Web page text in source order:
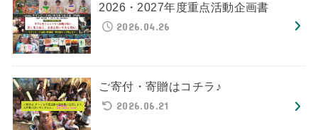
2026・2027年度重点活動企画書
2026.04.26
ご寄付・寄贈はコチラ♪
2026.06.21